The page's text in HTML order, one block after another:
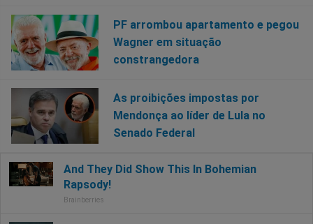
PF arrombou apartamento e pegou
Wagner em situação
constrangedora
As proibições impostas por
Mendonça ao líder de Lula no
Senado Federal